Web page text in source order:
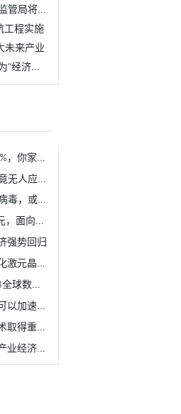
营造公平竞争的市场环境 市市场监管局将重点清理歧视民营、...
工程实施
未来产业
我国外交部提出严正交涉 专家：为“经济账”将风险转嫁世界
招了吗？
应聘！
能，目前没...
口迅速增长
强势回归
高效光电...
会（中国...
还能不留疤！
要突破！
磅发布！全...